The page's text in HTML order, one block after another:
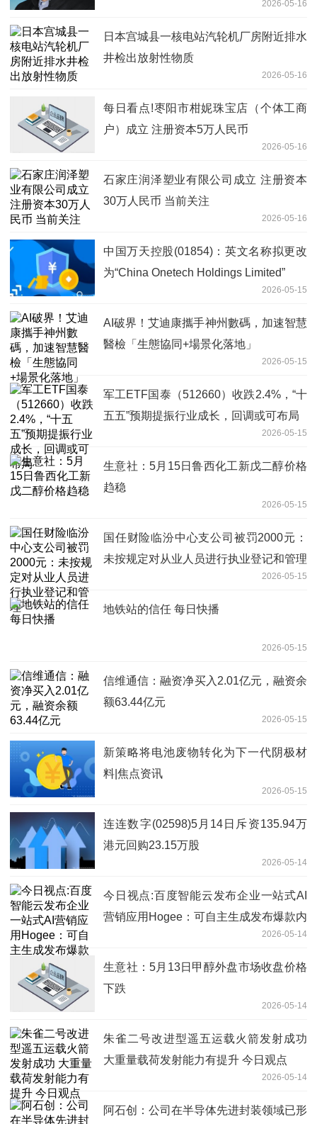
2026-05-16
日本宫城县一核电站汽轮机厂房附近排水
井检出放射性物质
2026-05-16
每日看点!枣阳市柑妮珠宝店（个体工商
户）成立 注册资本5万人民币
2026-05-16
石家庄润泽塑业有限公司成立 注册资本
30万人民币 当前关注
2026-05-16
中国万天控股(01854)：英文名称拟更改
为“China Onetech Holdings Limited”
2026-05-15
AI破界！艾迪康攜手神州數碼，加速智慧
醫檢「生態協同+場景化落地」
2026-05-15
军工ETF国泰（512660）收跌2.4%，“十
五五”预期提振行业成长，回调或可布局
2026-05-15
生意社：5月15日鲁西化工新戊二醇价格
趋稳
2026-05-15
国任财险临汾中心支公司被罚2000元：
未按规定对从业人员进行执业登记和管理
2026-05-15
地铁站的信任 每日快播
2026-05-15
信维通信：融资净买入2.01亿元，融资余
额63.44亿元
2026-05-15
新策略将电池废物转化为下一代阴极材
料|焦点资讯
2026-05-15
连连数字(02598)5月14日斥资135.94万
港元回购23.15万股
2026-05-14
今日视点:百度智能云发布企业一站式AI
营销应用Hogee：可自主生成发布爆款内
2026-05-14
生意社：5月13日甲醇外盘市场收盘价格
下跌
2026-05-14
朱雀二号改进型遥五运载火箭发射成功
大重量载荷发射能力有提升 今日观点
2026-05-14
阿石创：公司在半导体先进封装领域已形